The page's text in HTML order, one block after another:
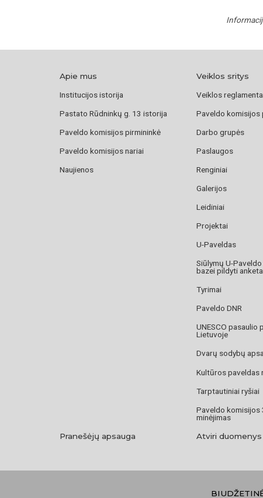
Apie mus
Institucijos istorija
Pastato Rūdninkų g. 13 istorija
Paveldo komisijos pirmininkė
Paveldo komisijos nariai
Naujienos
Veiklos sritys
Veiklos
Paveldo komisijos
Darbo grupės
Paslaugos
Renginiai
Galerijos
Leidiniai
Projektai
U-Paveldas
Siūlymų U-
bazei pildyti anketa
Tyrimai
Paveldo DNR
UNESCO pasaulio
Lietuvoje
Dvarų sodybų
Kultūros paveldas
Tarptautiniai ryšiai
Paveldo komisijos
minėjimas
Pranešėjų apsauga Atviri duomenys